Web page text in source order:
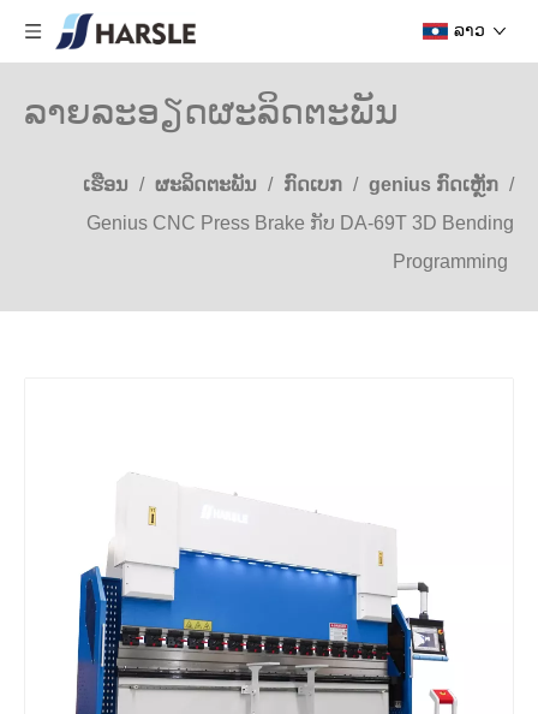
ລາວ
ລາຍລະອຽດຜະລິດຕະພັນ
ເຮືອນ / ຜະລິດຕະພັນ / ກົດເບກ / genius ກົດເຫຼັກ /
Genius CNC Press Brake ກັບ DA-69T 3D Bending
Programming